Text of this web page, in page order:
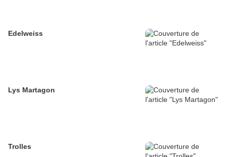
Edelweiss
Lys Martagon
Trolles